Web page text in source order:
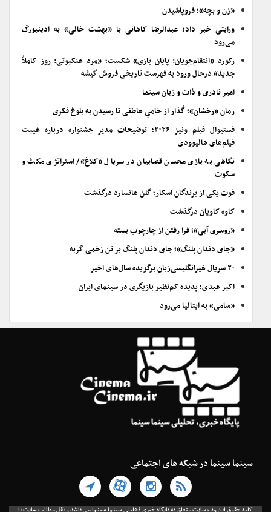
«زن و بچه»؛ فروپاشیدن
ورایتی خبر داد؛ عبدالرضا کاهانی با «بهشت خالی» به ادینبورگ
می‌رود
رکورد «انتقام‌جویان: پایان بازی» شکست؛ «مرد عنکبوتی: روز کاملاً
جدید» درحال ورود به فهرست تاریخی فروش گیشه
امیر نادری و ذات و زبان سینما
رمان «رخشان»؛ گُذار از خامیِ عاطفی تا رسیدن به بلوغ فکری
فستیوال فیلم ونیز ۲۰۲۶؛ توضیحات مدیر جشنواره درباره غیبت
فیلم‌های هالیوودی
نگاهی به بازی محسن قصابیان در سریال «کلاغ»/ استراتژی مکث و
سکوت
فوت یکی از برندگان اسکار؛ گلن هانسارد درگذشت
کاوه کاویان درگذشت
«روسری آبی»؛ فرا رفتن از چارچوب بسته
«جای دندان پلنگ»؛ جای دندان پلنگ بر تن زخمی گربه
۲۰ سریال غیرانگلیسی‌زبان برگزیده سال‌های اخیر
اکبر عبدی؛ پدیده کم‌نظیر بازیگری در سینمای ایران
«سامی» به ایتالیا می‌رود
سینما سینما در شبکه های اجتماعی